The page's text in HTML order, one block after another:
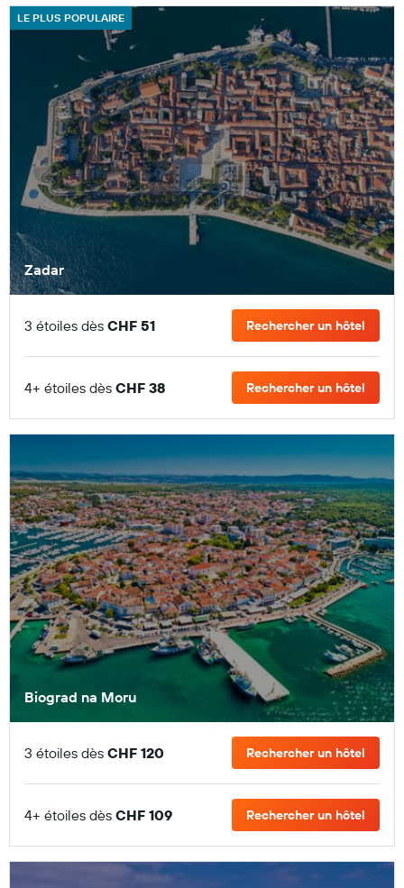
LE PLUS POPULAIRE
Zadar
3 étoiles dès CHF 51 Rechercher un hôtel
4+ étoiles dès CHF 38 Rechercher un hôtel
Biograd na Moru
3 étoiles dès CHF 120 Rechercher un hôtel
4+ étoiles dès CHF 109 Rechercher un hôtel